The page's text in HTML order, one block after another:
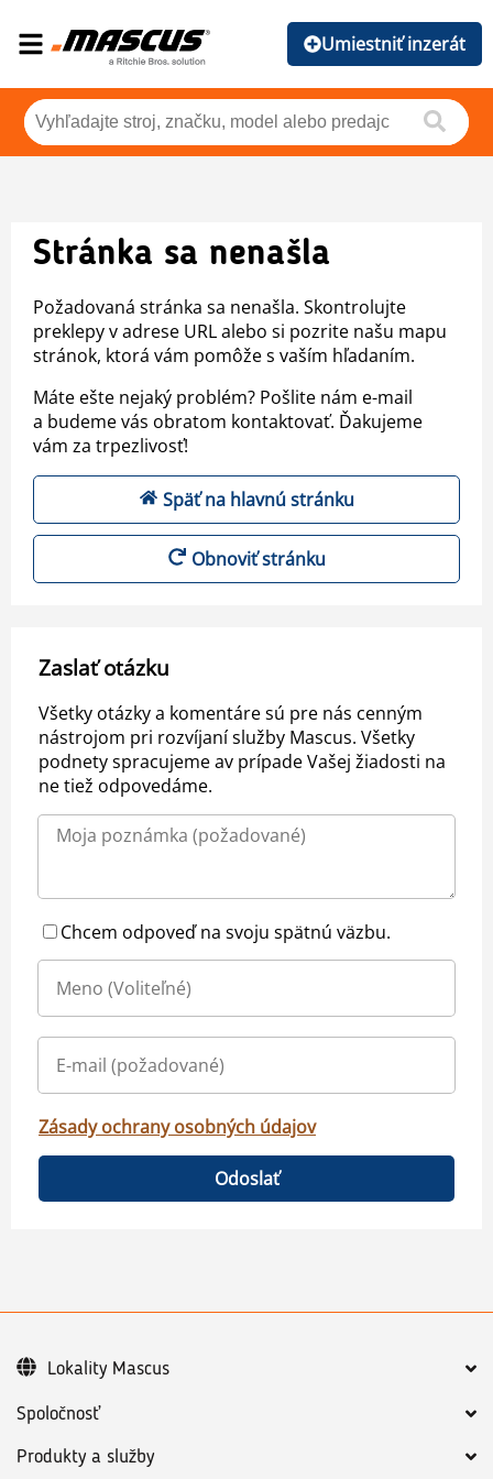
Umiestniť inzerát
Stránka sa nenašla
Požadovaná stránka sa nenašla. Skontrolujte
preklepy v adrese URL alebo si pozrite našu mapu
stránok, ktorá vám pomôže s vaším hľadaním.
Máte ešte nejaký problém? Pošlite nám e-mail
a budeme vás obratom kontaktovať. Ďakujeme
vám za trpezlivosť!
Späť na hlavnú stránku
Obnoviť stránku
Zaslať otázku
Všetky otázky a komentáre sú pre nás cenným
nástrojom pri rozvíjaní služby Mascus. Všetky
podnety spracujeme av prípade Vašej žiadosti na
ne tiež odpovedáme.
Chcem odpoveď na svoju spätnú väzbu.
Zásady ochrany osobných údajov
Odoslať
Spoločnosť
Produkty a služby
Lokality Mascus